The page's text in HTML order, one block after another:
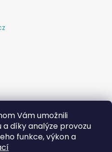
Vám umožnili
díky analýze provozu
funkce, výkon a
100% kvalitě za 10% ceny